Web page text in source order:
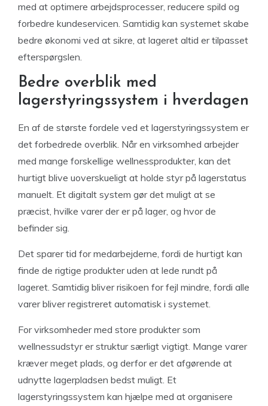
med at optimere arbejdsprocesser, reducere spild og
forbedre kundeservicen. Samtidig kan systemet skabe
bedre økonomi ved at sikre, at lageret altid er tilpasset
efterspørgslen.
Bedre overblik med
lagerstyringssystem i hverdagen
En af de største fordele ved et lagerstyringssystem er
det forbedrede overblik. Når en virksomhed arbejder
med mange forskellige wellnessprodukter, kan det
hurtigt blive uoverskueligt at holde styr på lagerstatus
manuelt. Et digitalt system gør det muligt at se
præcist, hvilke varer der er på lager, og hvor de
befinder sig.
Det sparer tid for medarbejderne, fordi de hurtigt kan
finde de rigtige produkter uden at lede rundt på
lageret. Samtidig bliver risikoen for fejl mindre, fordi alle
varer bliver registreret automatisk i systemet.
For virksomheder med store produkter som
wellnessudstyr er struktur særligt vigtigt. Mange varer
kræver meget plads, og derfor er det afgørende at
udnytte lagerpladsen bedst muligt. Et
lagerstyringssystem kan hjælpe med at organisere